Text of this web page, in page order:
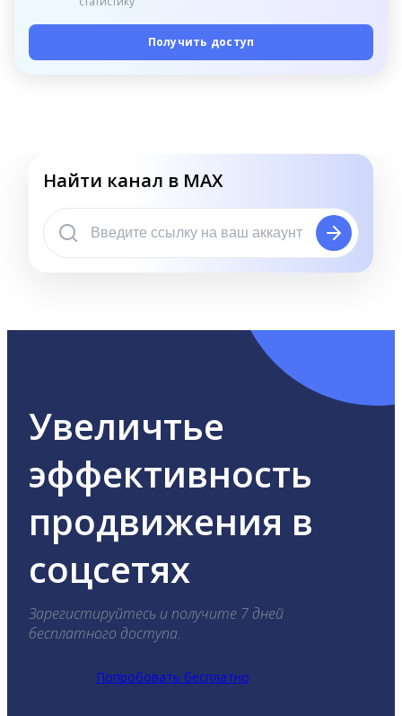
Получить доступ
Найти канал в MAX
Увеличтье
эффективность
продвижения в
соцсетях
Зарегистируйтесь и получите 7 дней
бесплатного доступа.
Попробовать бесплатно